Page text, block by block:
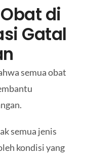
di
Gatal
semua obat
semua jenis
kondisi yang